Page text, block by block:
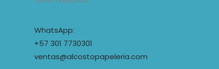
WhatsApp:
+57 301 7730301
ventas@alcostopapeleria.com